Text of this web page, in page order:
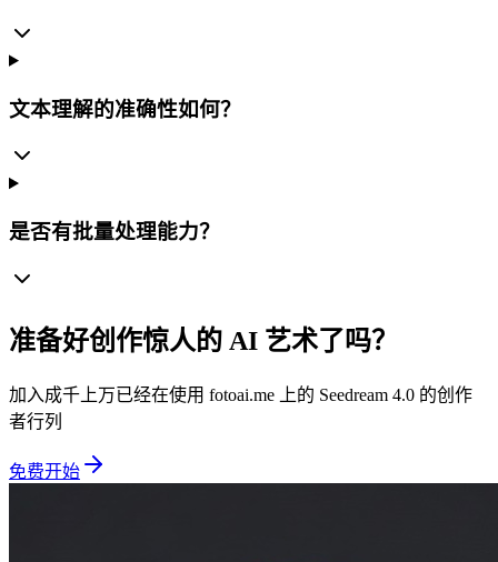
文本理解的准确性如何？
是否有批量处理能力？
准备好创作惊人的 AI 艺术了吗？
加入成千上万已经在使用 fotoai.me 上的 Seedream 4.0 的创作
者行列
免费开始